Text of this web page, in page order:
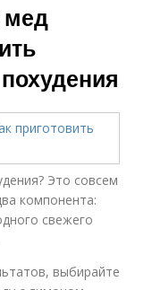
мед
Это совсем
компонента:
свежего
выбирайте